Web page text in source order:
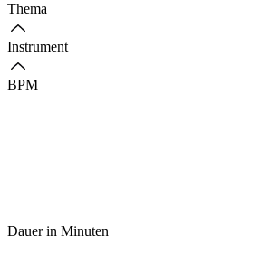
Thema
Instrument
BPM
Dauer in Minuten